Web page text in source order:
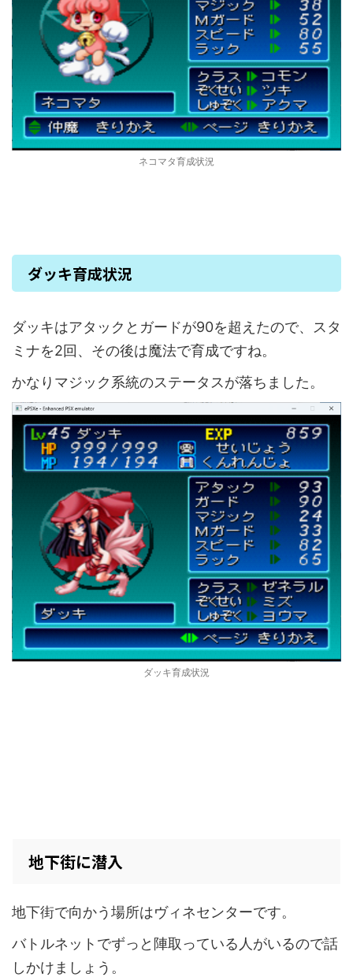
ネコマタ育成状況
ダッキ育成状況
ダッキはアタックとガードが90を超えたので、スタ
ミナを2回、その後は魔法で育成ですね。
かなりマジック系統のステータスが落ちました。
ダッキ育成状況
地下街に潜入
地下街で向かう場所はヴィネセンターです。
バトルネットでずっと陣取っている人がいるので話
しかけましょう。